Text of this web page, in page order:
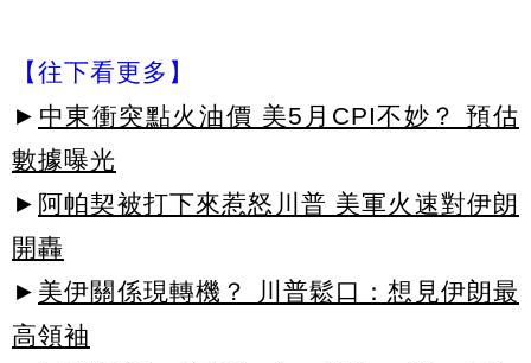
【往下看更多】
► 中東衝突點火油價 美5月CPI不妙？ 預估
數據曝光
► 阿帕契被打下來惹怒川普 美軍火速對伊朗
開轟
► 美伊關係現轉機？ 川普鬆口：想見伊朗最
高領袖